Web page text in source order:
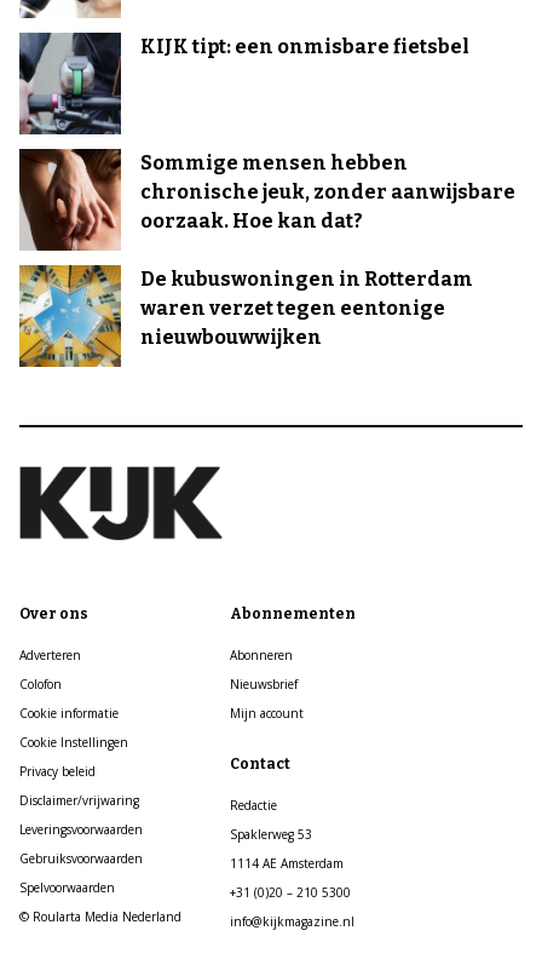
KIJK tipt: een onmisbare fietsbel
Sommige mensen hebben
chronische jeuk, zonder aanwijsbare
oorzaak. Hoe kan dat?
De kubuswoningen in Rotterdam
waren verzet tegen eentonige
nieuwbouwwijken
Over ons
Adverteren
Colofon
Cookie informatie
Cookie Instellingen
Privacy beleid
Disclaimer/vrijwaring
Leveringsvoorwaarden
Gebruiksvoorwaarden
Spelvoorwaarden
© Roularta Media Nederland
Abonnementen
Abonneren
Nieuwsbrief
Mijn account
Contact
Redactie
Spaklerweg 53
1114 AE Amsterdam
+31 (0)20 – 210 5300
info@kijkmagazine.nl